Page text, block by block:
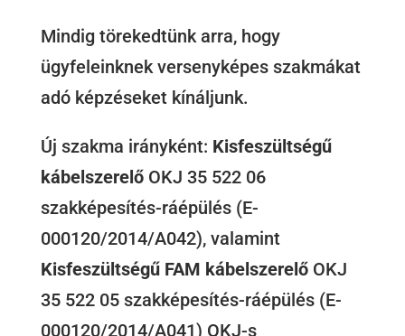
Mindig törekedtünk arra, hogy
ügyfeleinknek versenyképes szakmákat
adó képzéseket kínáljunk.
Új szakma irányként: Kisfeszültségű
kábelszerelő OKJ 35 522 06
szakképesítés-ráépülés (E-
000120/2014/A042), valamint
Kisfeszültségű FAM kábelszerelő OKJ
35 522 05 szakképesítés-ráépülés (E-
000120/2014/A041) OKJ-s